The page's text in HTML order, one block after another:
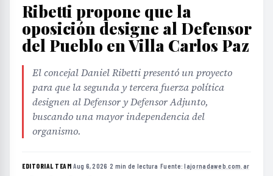
Ribetti propone que la
oposición designe al Defensor
del Pueblo en Villa Carlos Paz
El concejal Daniel Ribetti presentó un proyecto
para que la segunda y tercera fuerza política
designen al Defensor y Defensor Adjunto,
buscando una mayor independencia del
organismo.
EDITORIAL TEAM·Aug 6, 2026 ·2 min de lectura ·Fuente:lajornadaweb.com.ar